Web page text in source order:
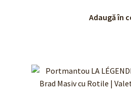
Adaugă în